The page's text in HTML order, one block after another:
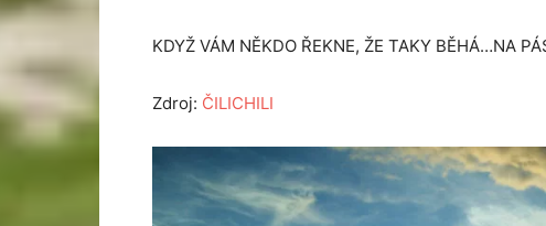
KDYŽ VÁM NĚKDO ŘEKNE, ŽE TAKY BĚHÁ…NA
Zdroj: ČILICHILI